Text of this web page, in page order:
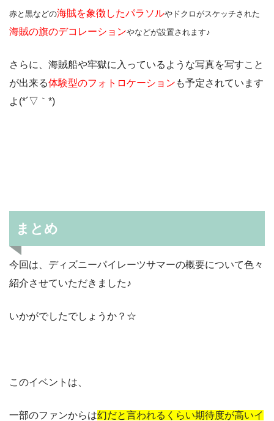
赤と黒などの海賊を象徴したパラソルやドクロがスケッチされた
海賊の旗のデコレーションやなどが設置されます♪
さらに、海賊船や牢獄に入っているような写真を写すこと
が出来る体験型のフォトロケーション も予定されています
よ(*´▽｀*)
まとめ
今回は、ディズニーパイレーツサマーの概要について色々
紹介させていただきました♪
いかがでしたでしょうか？☆
このイベントは、
一部のファンからは幻だと言われるくらい期待度が高いイ